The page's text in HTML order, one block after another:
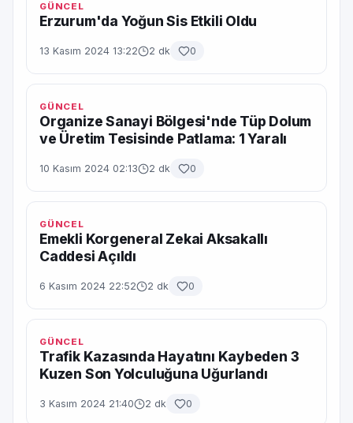
GÜNCEL
Erzurum'da Yoğun Sis Etkili Oldu
13 Kasım 2024 13:22 2 dk 0
GÜNCEL
Organize Sanayi Bölgesi'nde Tüp Dolum
ve Üretim Tesisinde Patlama: 1 Yaralı
10 Kasım 2024 02:13 2 dk 0
GÜNCEL
Emekli Korgeneral Zekai Aksakallı
Caddesi Açıldı
6 Kasım 2024 22:52 2 dk 0
GÜNCEL
Trafik Kazasında Hayatını Kaybeden 3
Kuzen Son Yolculuğuna Uğurlandı
3 Kasım 2024 21:40 2 dk 0